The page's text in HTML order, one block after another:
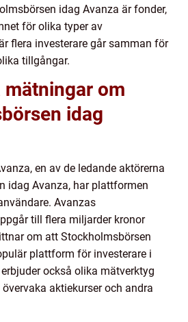
idag Avanza är fonder,
för olika typer av
flera investerare går samman för
tillgångar.
om
idag
en av de ledande aktörerna
idag Avanza, har plattformen
Avanzas
till flera miljarder kronor
om att Stockholmsbörsen
plattform för investerare i
också olika mätverktyg
aktiekurser och andra